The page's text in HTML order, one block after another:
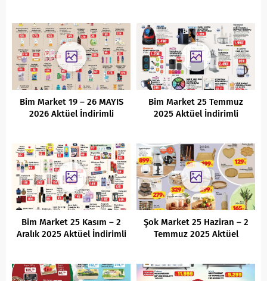
Bim Market 19 – 26 MAYIS
2026 Aktüel İndirimli
Bim Market 25 Temmuz
2025 Aktüel İndirimli
Bim Market 25 Kasım – 2
Aralık 2025 Aktüel İndirimli
Şok Market 25 Haziran – 2
Temmuz 2025 Aktüel